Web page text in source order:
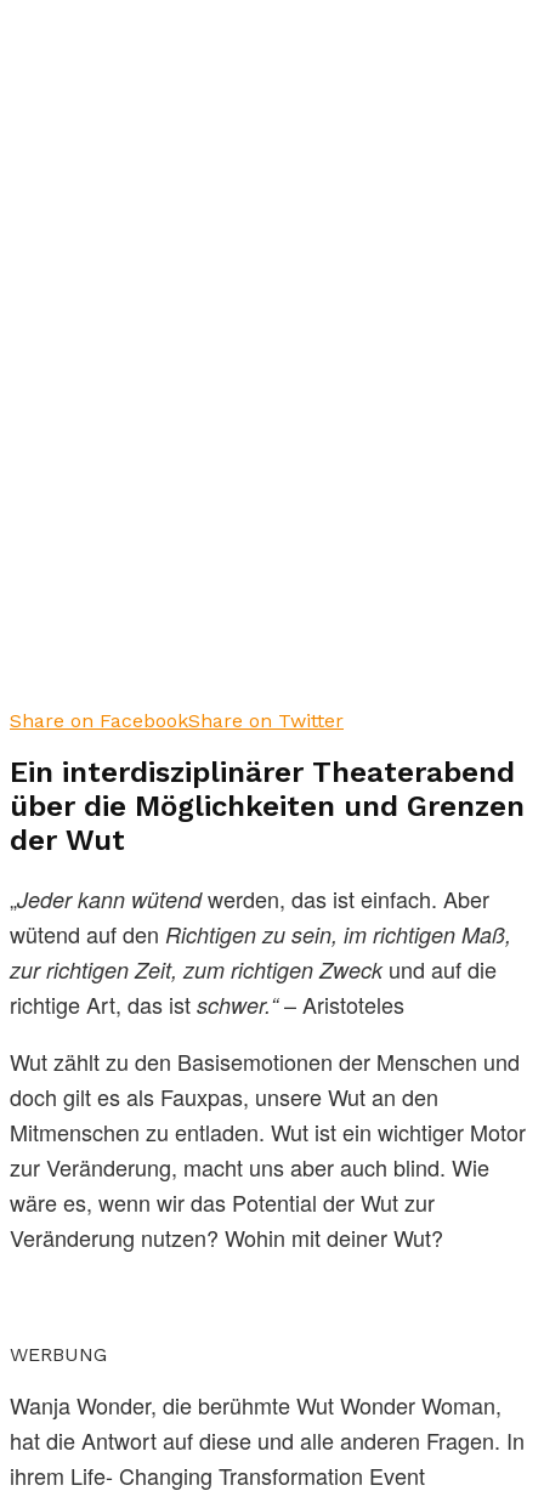
Share on FacebookShare on Twitter
Ein interdisziplinärer Theaterabend
über die Möglichkeiten und Grenzen
der Wut
„Jeder kann wütendwerden, das ist einfach. Aber
wütend auf den Richtigen zu sein, im richtigen Maß,
zur richtigen Zeit, zum richtigen Zweck und auf die
richtige Art, das ist schwer.“– Aristoteles
Wut zählt zu den Basisemotionen der Menschen und
doch gilt es als Fauxpas, unsere Wut an den
Mitmenschen zu entladen. Wut ist ein wichtiger Motor
zur Veränderung, macht uns aber auch blind. Wie
wäre es, wenn wir das Potential der Wut zur
Veränderung nutzen? Wohin mit deiner Wut?
WERBUNG
Wanja Wonder, die berühmte Wut Wonder Woman,
hat die Antwort auf diese und alle anderen Fragen. In
ihrem Life- Changing Transformation Event